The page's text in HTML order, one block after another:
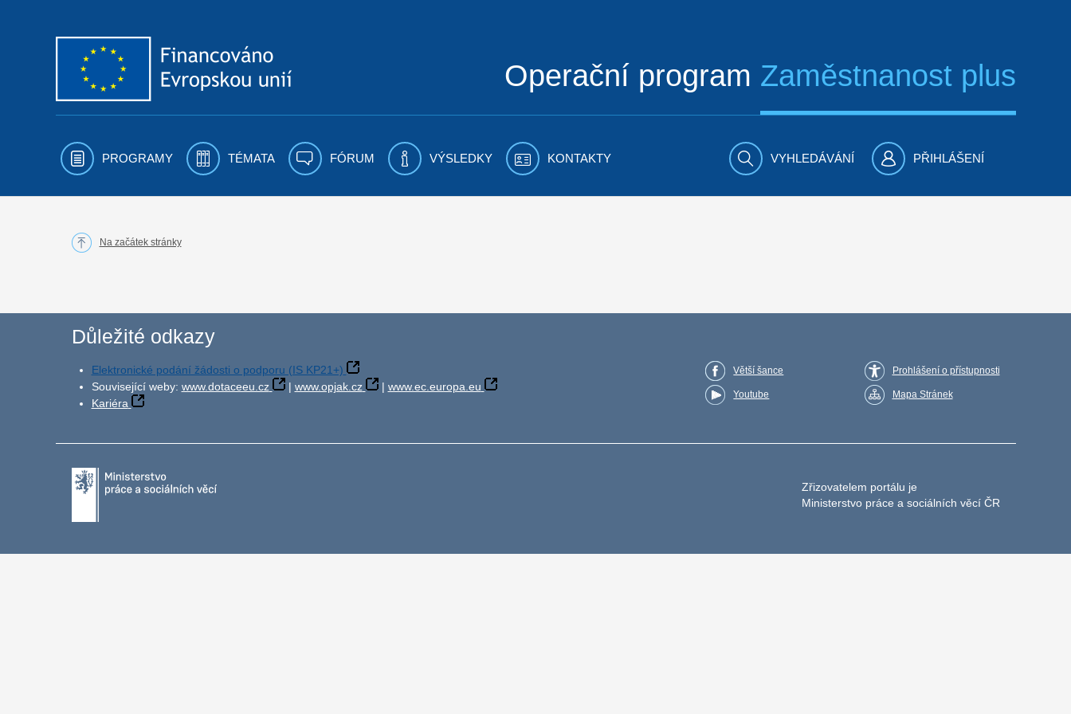
Operační program Zaměstnanost plus
PROGRAMY TÉMATA FÓRUM VÝSLEDKY KONTAKTY VYHLEDÁVÁNÍ PŘIHLÁŠENÍ
Na začátek stránky
Důležité odkazy
Elektronické podání žádosti o podporu (IS KP21+)
Související weby: www.dotaceeu.cz | www.opjak.cz | www.ec.europa.eu
Kariéra
Větší šance
Youtube
Prohlášení o přístupnosti
Mapa Stránek
Zřizovatelem portálu je
Ministerstvo práce a sociálních věcí ČR